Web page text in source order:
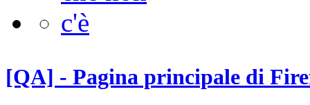
[QA] - Pagina principale di